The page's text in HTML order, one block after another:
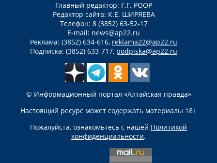
Главный редактор: Г.Г. РООР
Редактор сайта: К.Е. ШИРЯЕВА
Телефон: 8 (3852) 63-52-17
E-mail: news@ap22.ru
Реклама: (3852) 634-616, reklama22@ap22.ru
Подписка: (3852) 633-717, podpiska@ap22.ru
© Информационный портал «Алтайская правда»
Настоящий ресурс может содержать материалы 18+
Пожалуйста, ознакомьтесь с нашей Политикой
конфиденциальности.